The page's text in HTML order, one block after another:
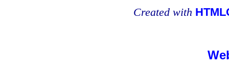
Created with